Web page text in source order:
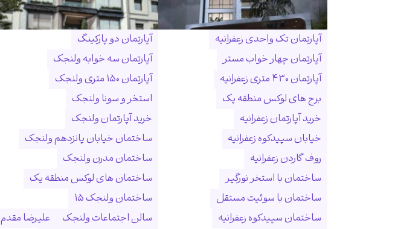
آپارتمان تک واحدی زعفرانیه
آپارتمان چهار خواب مستر
آپارتمان ۴۳۰ متری زعفرانیه
برج های لوکس منطقه یک
خرید آپارتمان زعفرانیه
خیابان سپیدکوه زعفرانیه
روف گاردن زعفرانیه
ساختمان با استخر نورگیر
ساختمان با سوئیت مستقل
ساختمان سپیدکوه زعفرانیه
آپارتمان دو پارکینگ
آپارتمان سه خوابه ولنجک
آپارتمان ۱۵۰ متری ولنجک
استخر و سونا ولنجک
خرید آپارتمان ولنجک
ساختمان خیابان پانزدهم ولنجک
ساختمان مدرن ولنجک
ساختمان های لوکس منطقه یک
ساختمان ولنجک ۱۵
سالن اجتماعات ولنجک
علیرضا مقدم